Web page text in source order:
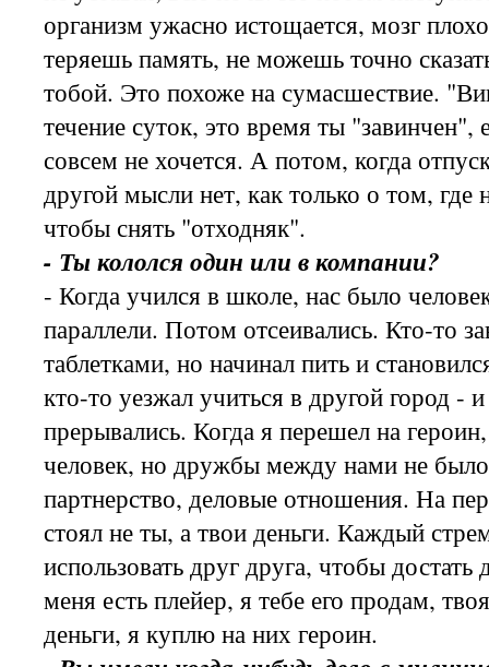
организм ужасно истощается, мозг
теряешь память, не можешь точно
тобой. Это похоже на сумасшествие.
течение суток, это время ты "завинчен",
совсем не хочется. А потом, когда
другой мысли нет, как только о том, где
чтобы снять "отходняк".
- Ты кололся один или в компании?
- Когда учился в школе, нас было
параллели. Потом отсеивались. Кто-то
таблетками, но начинал пить и
кто-то уезжал учиться в другой город -
прерывались. Когда я перешел на
человек, но дружбы между нами не
партнерство, деловые отношения. На
стоял не ты, а твои деньги. Каждый
использовать друг друга, чтобы
меня есть плейер, я тебе его продам,
деньги, я куплю на них героин.